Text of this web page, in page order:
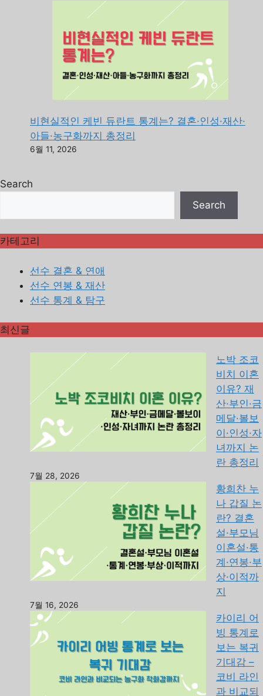
비현실적인 케빈 듀란트 통계는? 결혼·인성·재산·
아들·농구화까지 총정리
6월 11, 2026
Search
Search
카테고리
선수 결혼 & 연애
선수 연봉 & 재산
선수 통계 & 탐구
최신글
노박 조코
비치 이혼
이유? 재
산·부인·금
메달·볼보
이·인성·자
녀까지 논
란 총정리
7월 28, 2026
황희찬 누
나 갑질 논
란? 결혼
설·부모님
이혼설·통
계·연봉·부
상·이적까
지
7월 16, 2026
카이리 어
빙 통계로
보는 복귀
기대감 –
코비 라인
과 비교되